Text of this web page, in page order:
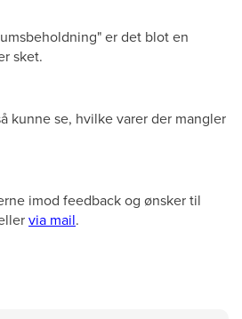
er det blot en
sket.
kunne se, hvilke varer der mangler
imod feedback og ønsker til
via mail.